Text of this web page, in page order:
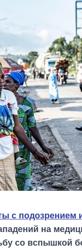
с подозрением
на
со вспышкой